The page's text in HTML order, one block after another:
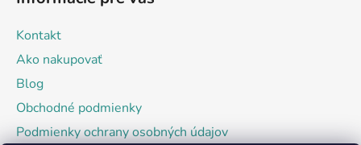
Kontakt
Ako nakupovať
Blog
Obchodné podmienky
Podmienky ochrany osobných údajov